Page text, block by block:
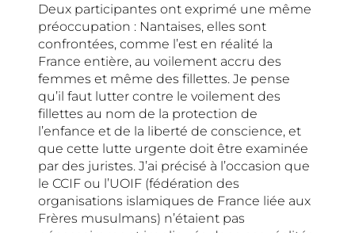
Deux participantes ont exprimé une même
préoccupation : Nantaises, elles sont
confrontées, comme l’est en réalité la
France entière, au voilement accru des
femmes et même des fillettes. Je pense
qu’il faut lutter contre le voilement des
fillettes au nom de la protection de
l’enfance et de la liberté de conscience, et
que cette lutte urgente doit être examinée
par des juristes. J’ai précisé à l’occasion que
le CCIF ou l’UOIF (fédération des
organisations islamiques de France liée aux
Frères musulmans) n’étaient pas